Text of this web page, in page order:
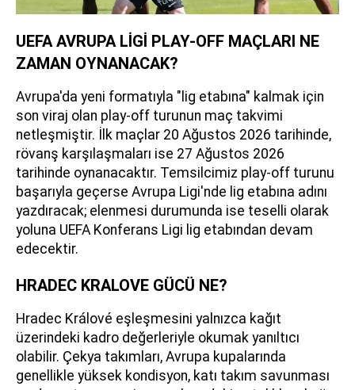
UEFA AVRUPA LİGİ PLAY-OFF MAÇLARI NE
ZAMAN OYNANACAK?
Avrupa'da yeni formatıyla "lig etabına" kalmak için
son viraj olan play-off turunun maç takvimi
netleşmiştir. İlk maçlar 20 Ağustos 2026 tarihinde,
rövanş karşılaşmaları ise 27 Ağustos 2026
tarihinde oynanacaktır. Temsilcimiz play-off turunu
başarıyla geçerse Avrupa Ligi'nde lig etabına adını
yazdıracak; elenmesi durumunda ise teselli olarak
yoluna UEFA Konferans Ligi lig etabından devam
edecektir.
HRADEC KRALOVE GÜCÜ NE?
Hradec Králové eşleşmesini yalnızca kağıt
üzerindeki kadro değerleriyle okumak yanıltıcı
olabilir. Çekya takımları, Avrupa kupalarında
genellikle yüksek kondisyon, katı takım savunması